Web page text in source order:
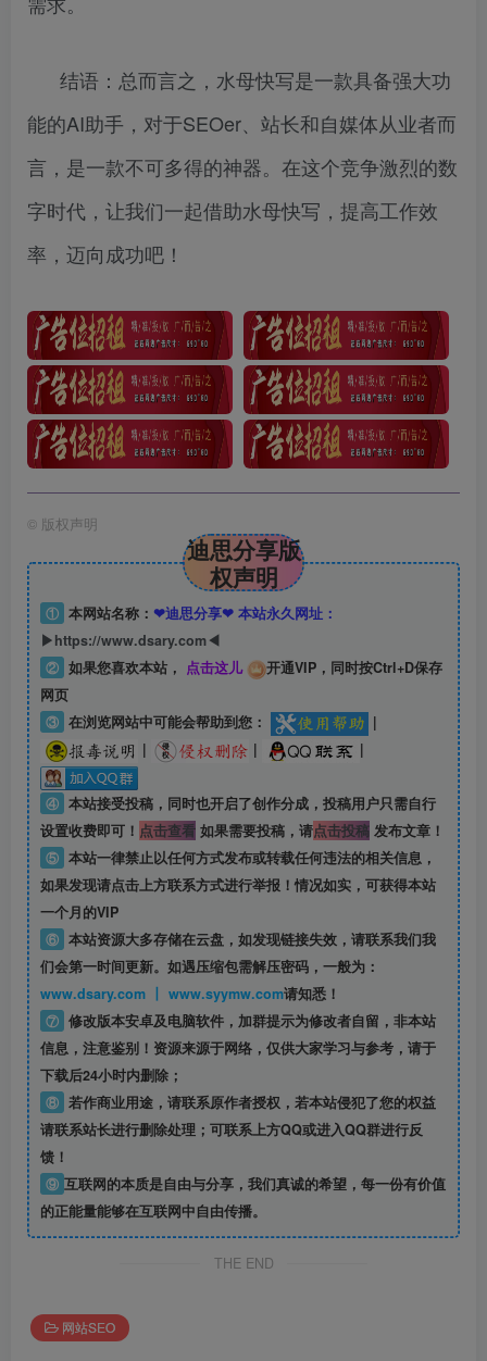
结语：总而言之，水母快写是一款具备强大功
能的AI助手，对于SEOer、站长和自媒体从业者而
言，是一款不可多得的神器。在这个竞争激烈的数
字时代，让我们一起借助水母快写，提高工作效
率，迈向成功吧！
© 版权声明
迪思分享版
权声明
① 本网站名称： ❤迪思分享❤ 本站永久网址：
▶https://www.dsary.com◀
② 如果您喜欢本站， 点击这儿
开通VIP，同时按Ctrl+D保存
网页
③ 在浏览网站中可能会帮助到您：
|
|
| |
④ 本站接受投稿，同时也开启了创作分成，投稿用户只需自行
设置收费即可！ 点击查看如果需要投稿，请点击投稿发布文章！
⑤ 本站一律禁止以任何方式发布或转载任何违法的相关信息，
如果发现请点击上方联系方式进行举报！情况如实，可获得本站
一个月的VIP
⑥ 本站资源大多存储在云盘，如发现链接失效，请联系我们我
们会第一时间更新。如遇压缩包需解压密码，一般为：
www.dsary.com 丨 www.syymw.com请知悉！
⑦ 修改版本安卓及电脑软件，加群提示为修改者自留， 非本站
信息，注意鉴别！资源来源于网络，仅供大家学习与参考，请于
下载后24小时内删除；
⑧ 若作商业用途，请联系原作者授权，若本站侵犯了您的权益
请联系站长进行删除处理；可联系上方QQ或进入QQ群进行反
馈！
⑨ 互联网的本质是自由与分享，我们真诚的希望，每一份有价值
的正能量能够在互联网中自由传播。
THE END
网站SEO